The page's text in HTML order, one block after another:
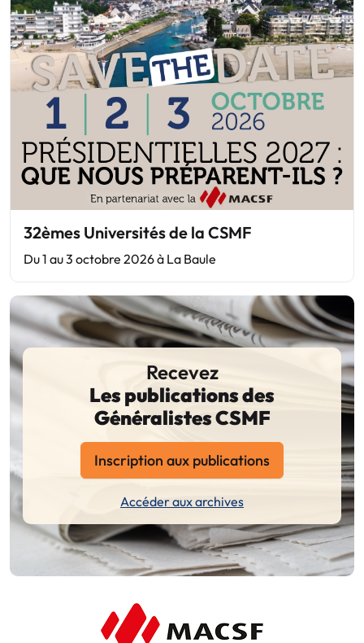
32èmes Universités de la CSMF
Du 1 au 3 octobre 2026 à La Baule
Recevez
Les publications des
Généralistes CSMF
Inscription aux publications
Accéder aux archives